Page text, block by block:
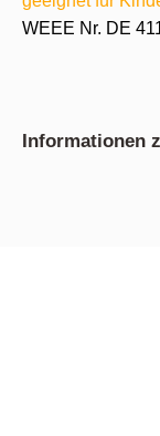
WEEE Nr. DE
Informationen